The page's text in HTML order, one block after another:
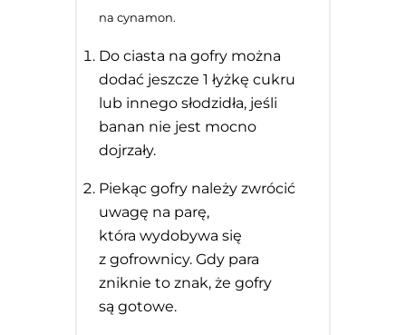
na cynamon.
Do ciasta na gofry można
dodać jeszcze 1 łyżkę cukru
lub innego słodzidła, jeśli
banan nie jest mocno
dojrzały.
Piekąc gofry należy zwrócić
uwagę na parę,
która wydobywa się
z gofrownicy. Gdy para
zniknie to znak, że gofry
są gotowe.